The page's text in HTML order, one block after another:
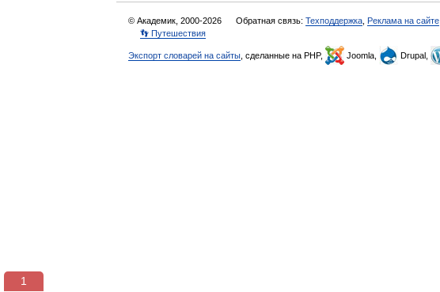
© Академик, 2000-2026 Обратная связь: Техподдержка Реклама на сайте
👣 Путешествия
Экспорт словарей на сайты , сделанные на PHP, Joomla, Drupal,